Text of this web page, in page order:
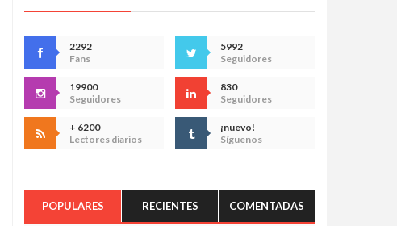
2292
Fans
5992
Seguidores
19900
Seguidores
830
Seguidores
+ 6200
Lectores diarios
¡nuevo!
Síguenos
POPULARES RECIENTES COMENTADAS